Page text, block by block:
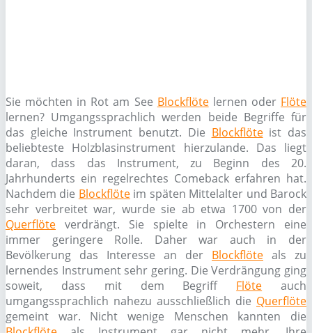
Sie möchten in Rot am See Blockflötelernen oder Flöte
lernen? Umgangssprachlich werden beide Begriffe für
das gleiche Instrument benutzt. Die Blockflöteist das
beliebteste Holzblasinstrument hierzulande. Das liegt
daran, dass das Instrument, zu Beginn des 20.
Jahrhunderts ein regelrechtes Comeback erfahren hat.
Nachdem die Blockflöteim späten Mittelalter und Barock
sehr verbreitet war, wurde sie ab etwa 1700 von der
Querflöte verdrängt. Sie spielte in Orchestern eine
immer geringere Rolle. Daher war auch in der
Bevölkerung das Interesse an der Blockflöte als zu
lernendes Instrument sehr gering. Die Verdrängung ging
soweit, dass mit dem Begriff Flöte auch
umgangssprachlich nahezu ausschließlich die Querflöte
gemeint war. Nicht wenige Menschen kannten die